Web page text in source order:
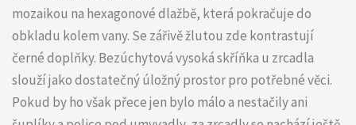
mozaikou na hexagonové dlažbě, která pokračuje do
obkladu kolem vany. Se zářivě žlutou zde kontrastují
černé doplňky. Bezúchytová vysoká skříňka u zrcadla
slouží jako dostatečný úložný prostor pro potřebné věci.
Pokud by ho však přece jen bylo málo a nestačily ani